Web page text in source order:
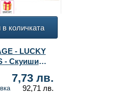
количката
- LUCKY
- Скуиши
Разм.
см - В
7,73 лв.
92,71 лв.